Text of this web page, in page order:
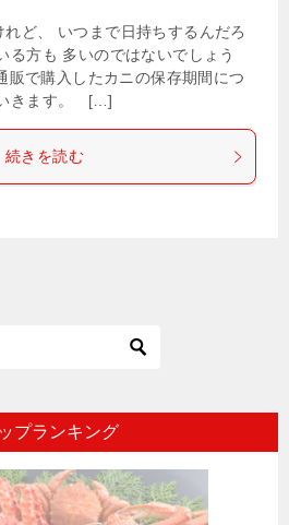
ど、 いつまで日持ちするんだろ
る方も 多いのではないでしょう
で購入したカニの保存期間につ
きます。 […]
続きを読む
プランキング